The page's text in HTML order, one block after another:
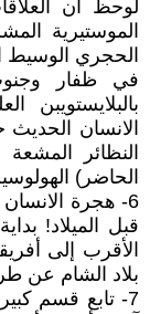
لوحظ آن
الموستيرية
الحجري الوسيط
في ظفار
بالبلايستويبن
الانسان
الحاضر) الهولوسين المبكر
قبل الميلاد!
الأقرب إلى
بلاد الشام عن
7- تابع قسم